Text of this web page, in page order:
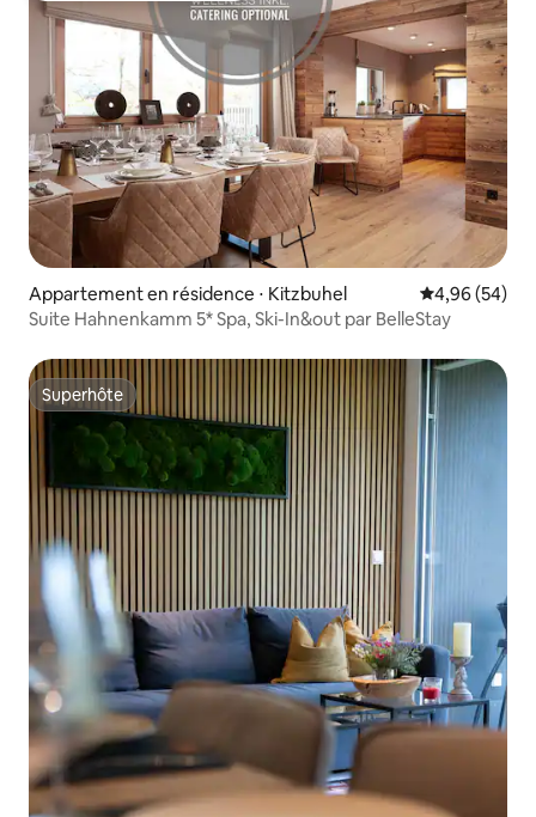
Appartement en résidence ⋅ Kitzbuhel Évaluation
4,96 (54)
Suite Hahnenkamm 5* Spa, Ski-In&out par BelleStay
Superhôte
Superhôte